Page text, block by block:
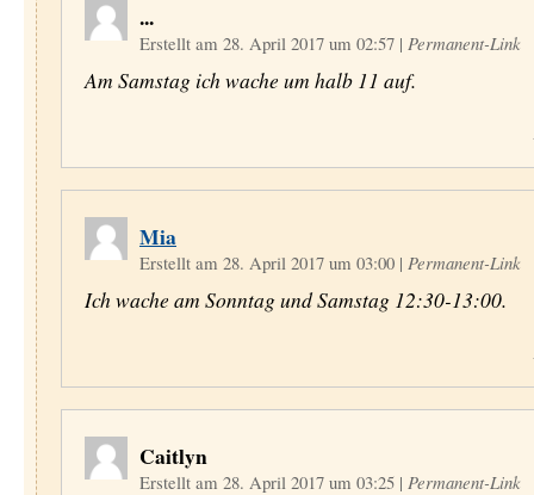
...
Erstellt am 28. April 2017 um 02:57 | Permanent-Link
Am Samstag ich wache um halb 11 auf.
Mia
Erstellt am 28. April 2017 um 03:00 | Permanent-Link
Ich wache am Sonntag und Samstag 12:30-13:00.
Caitlyn
Erstellt am 28. April 2017 um 03:25 | Permanent-Link